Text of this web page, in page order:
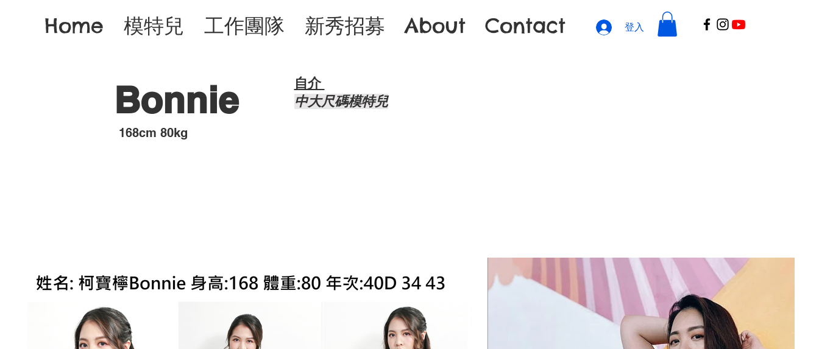
Home 模特兒 工作團隊 新秀招募 About Contact 登入
Bonnie
​168cm 80kg
自介 ​
中大尺碼模特兒